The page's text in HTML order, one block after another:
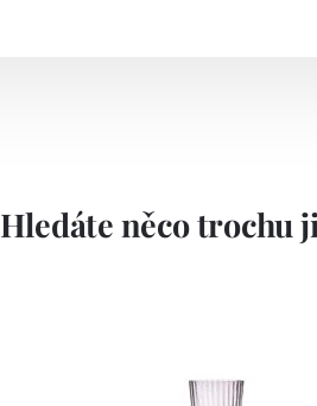
Hledáte něco trochu